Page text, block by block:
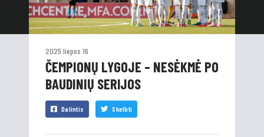
2025 liepos 16
ČEMPIONŲ LYGOJE – NESĖKMĖ PO
BAUDINIŲ SERIJOS
Dalintis Skelbti